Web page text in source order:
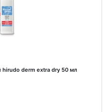
derm extra dry 50 мл